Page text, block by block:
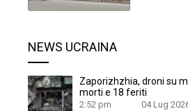
NEWS UCRAINA
Zaporizhzhia, droni su
morti e 18 feriti
2:52 pm 04 Lug